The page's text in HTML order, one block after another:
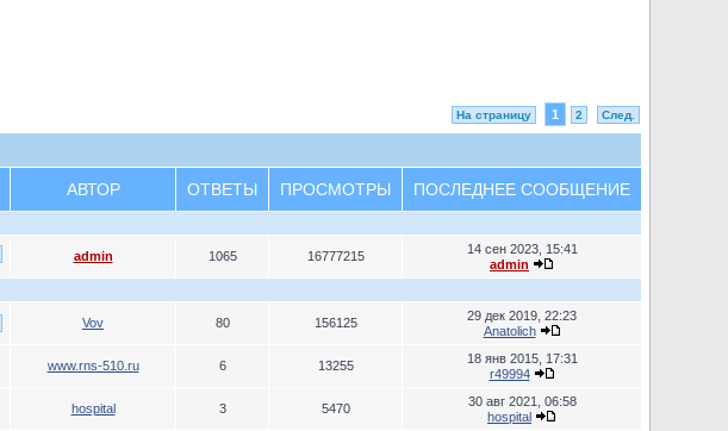
На страницу 1 2 След.
АВТОР ОТВЕТЫ ПРОСМОТРЫ ПОСЛЕДНЕЕ СООБЩЕНИЕ
admin 1065 16777215
14 сен 2023, 15:41
admin
Vov 80 156125
29 дек 2019, 22:23
Anatolich
www.rns-510.ru 6 13255
18 янв 2015, 17:31
r49994
hospital 3 5470
30 авг 2021, 06:58
hospital